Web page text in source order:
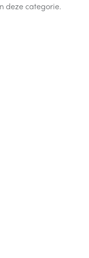
deze categorie.